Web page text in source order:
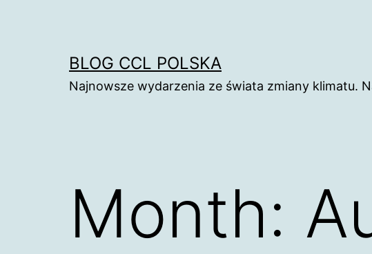
BLOG CCL POLSKA
Najnowsze wydarzenia ze świata zmiany klimatu.
Month: